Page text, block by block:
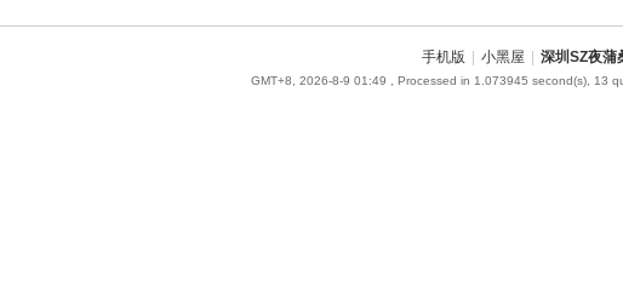
手机版 小黑屋 深圳SZ夜蒲
GMT+8, 2026-8-9 01:49 , Processed in 1.073945 second(s), 13